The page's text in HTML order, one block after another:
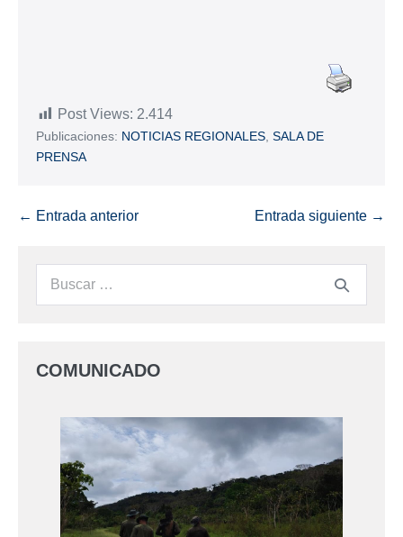
Post Views: 2.414
Publicaciones: NOTICIAS REGIONALES SALA DE
PRENSA
← Entrada anterior Entrada siguiente →
COMUNICADO